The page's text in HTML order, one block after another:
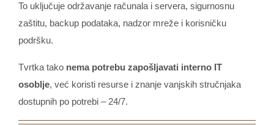
To uključuje održavanje računala i servera, sigurnosnu
zaštitu, backup podataka, nadzor mreže i korisničku
podršku.
Tvrtka tako nema potrebu zapošljavati interno IT
osoblje, već koristi resurse i znanje vanjskih stručnjaka
dostupnih po potrebi – 24/7.